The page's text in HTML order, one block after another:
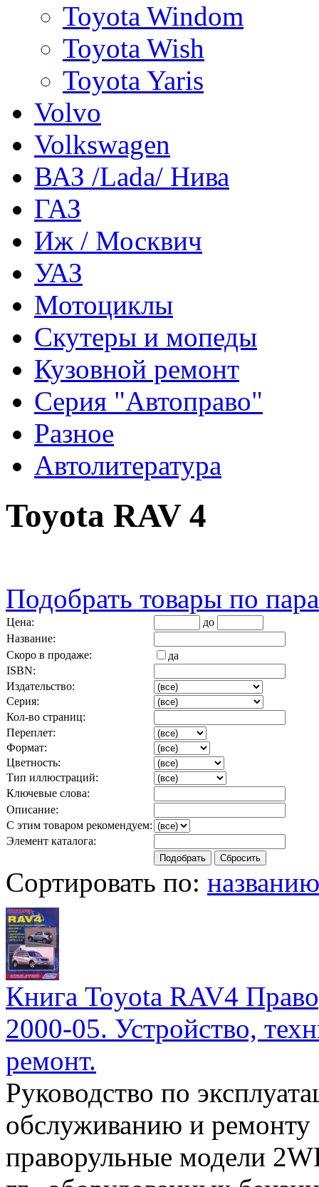
Toyota Windom
Toyota Wish
Toyota Yaris
Volvo
Volkswagen
ВАЗ /Lada/ Нива
ГАЗ
Иж / Москвич
УАЗ
Мотоциклы
Скутеры и мопеды
Кузовной ремонт
Серия "Автоправо"
Разное
Автолитература
Toyota RAV 4
Подобрать товары по
Цена:
до
Название:
Скоро в продаже:
да
ISBN:
Издательство:
Серия:
Кол-во страниц:
Переплет:
Формат:
Цветность:
Тип иллюстраций:
Ключевые слова:
Описание:
С этим товаром рекомендуем:
Элемент каталога:
Сортировать по: названию
Книга Toyota RAV4
2000-05. Устройство,
ремонт.
Руководство по
обслуживанию и
праворульные модели